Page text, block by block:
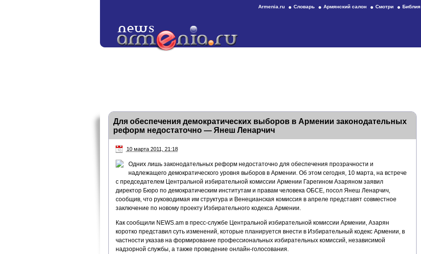
Armenia.ru Словарь Армянский салон Смотри Библия
Для обеспечения демократических выборов в Армении законодательных
реформ недостаточно — Янеш Ленарчич
10 марта 2011, 21:18
Одних лишь законодательных реформ недостаточно для обеспечения прозрачности и
надлежащего демократического уровня выборов в Армении. Об этом сегодня, 10 марта, на встрече
с председателем Центральной избирательной комиссии Армении Гарегином Азаряном заявил
директор Бюро по демократическим институтам и правам человека ОБСЕ, посол Янеш Ленарчич,
сообщив, что руководимая им структура и Венецианская комиссия в апреле представят совместное
заключение по новому проекту Избирательного кодекса Армении.
Как сообщили NEWS.am в пресс-службе Центральной избирательной комиссии Армении, Азарян
коротко представил суть изменений, которые планируется внести в Избирательный кодекс Армении, в
частности указав на формирование профессиональных избирательных комиссий, независимой
надзорной службы, а также проведение онлайн-голосования.